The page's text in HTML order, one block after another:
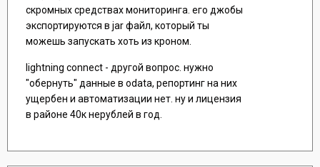
скромных средствах мониторинга. его джобы
экспортируются в jar файл, который ты
можешь запускать хоть из кроном.
lightning connect - другой вопрос. нужно
"обернуть" данные в odata, репортинг на них
ущербен и автоматизации нет. ну и лицензия
в районе 40к нерублей в год.